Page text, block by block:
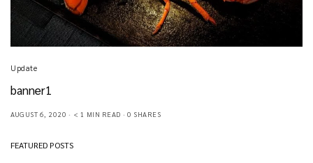
Update
banner1
AUGUST 6, 2020 < 1 MIN READ 0 SHARES
FEATURED POSTS